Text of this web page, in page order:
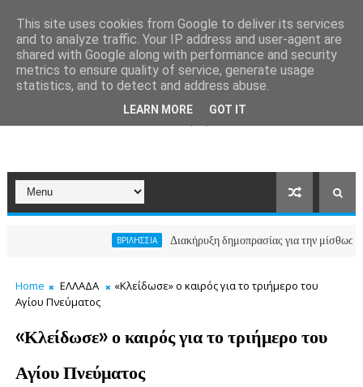
ΒΡΙΛΗΣΣΙΑ Διακήρυξη δημοπρασίας για την μίσθωση
Home ΕΛΛΑΔΑ
«Κλείδωσε» ο καιρός για το τριήμερο του
Αγίου Πνεύματος
«Κλείδωσε» ο καιρός για το τριήμερο του
Αγίου Πνεύματος
This site uses cookies from Google to deliver its services
and to analyze traffic. Your IP address and user-agent are
shared with Google along with performance and security
metrics to ensure quality of service, generate usage
statistics, and to detect and address abuse.
LEARN MORE GOT IT